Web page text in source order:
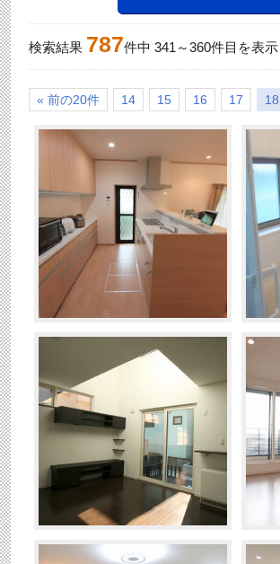
検索結果 787件中 341 ～360件目を表示
« 前の20件 14 15 16 17 18